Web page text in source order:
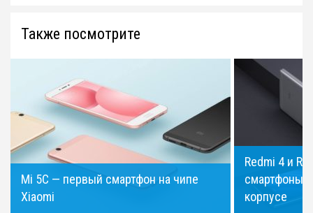
Также посмотрите
Mi 5C — первый смартфон на чипе
Xiaomi
Redmi 4 и
смартфоны
корпусе